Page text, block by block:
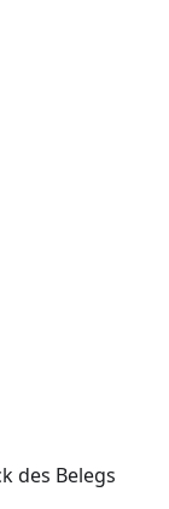
des Belegs